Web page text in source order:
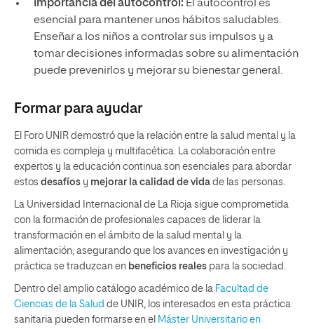
Importancia del autocontrol: El autocontrol es
esencial para mantener unos hábitos saludables.
Enseñar a los niños a controlar sus impulsos y a
tomar decisiones informadas sobre su alimentación
puede prevenirlos y mejorar su bienestar general.
Formar para ayudar
El Foro UNIR demostró que la relación entre la salud mental y la
comida es compleja y multifacética. La colaboración entre
expertos y la educación continua son esenciales para abordar
estos desafíos y mejorar la calidad de vida de las personas.
La Universidad Internacional de La Rioja sigue comprometida
con la formación de profesionales capaces de liderar la
transformación en el ámbito de la salud mental y la
alimentación, asegurando que los avances en investigación y
práctica se traduzcan en beneficios reales para la sociedad.
Dentro del amplio catálogo académico de la Facultad de
Ciencias de la Salud de UNIR, los interesados en esta práctica
sanitaria pueden formarse en el Máster Universitario en